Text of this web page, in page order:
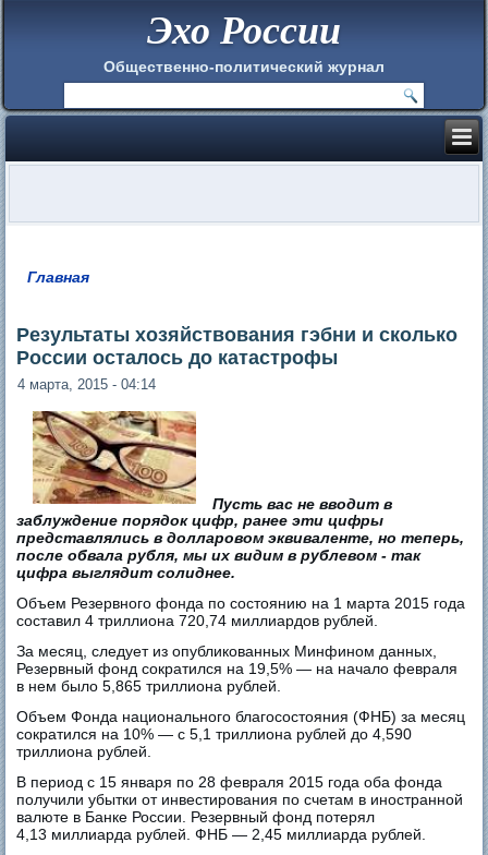
Эхо России
Общественно-политический журнал
Главная
Результаты хозяйствования гэбни и сколько
России осталось до катастрофы
4 марта, 2015 - 04:14
Пусть вас не вводит в
заблуждение порядок цифр, ранее эти цифры
представлялись в долларовом эквиваленте, но теперь,
после обвала рубля, мы их видим в рублевом - так
цифра выглядит солиднее.
Объем Резервного фонда по состоянию на 1 марта 2015 года
составил 4 триллиона 720,74 миллиардов рублей.
За месяц, следует из опубликованных Минфином данных,
Резервный фонд сократился на 19,5% — на начало февраля
в нем было 5,865 триллиона рублей.
Объем Фонда национального благосостояния (ФНБ) за месяц
сократился на 10% — с 5,1 триллиона рублей до 4,590
триллиона рублей.
В период с 15 января по 28 февраля 2015 года оба фонда
получили убытки от инвестирования по счетам в иностранной
валюте в Банке России. Резервный фонд потерял
4,13 миллиарда рублей. ФНБ — 2,45 миллиарда рублей.